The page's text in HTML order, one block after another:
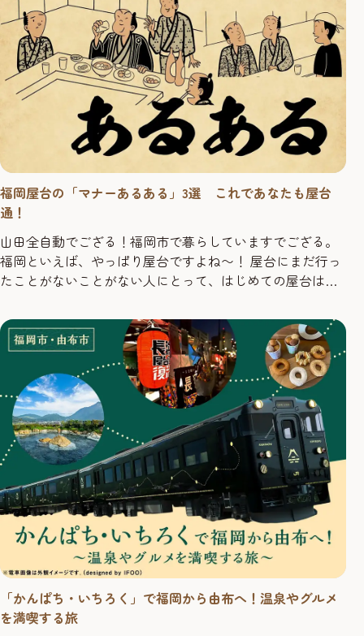
福岡屋台の「マナーあるある」3選 これであなたも屋台
通！
山田全自動でござる！福岡市で暮らしていますでござる。
福岡といえば、やっぱり屋台ですよね〜！ 屋台にまだ行っ
たことがないことがない人にとって、はじめての屋台は
ナーあるあるを紹介します！ これさえ知っておけば屋台は
怖くない！ ※いつも屋台に行っている人も、確認の意味で
ぜひ読んでみて下さいね。 1.屋台では、席を占領しない 屋
台は座席...
「かんぱち・いちろく」で福岡から由布へ！温泉やグルメ
を満喫する旅